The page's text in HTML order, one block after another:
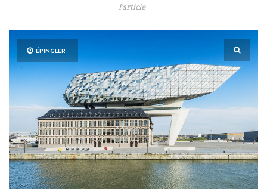
l'article
ÉPINGLER